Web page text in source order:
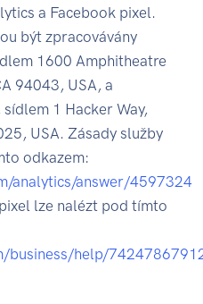
a Facebook pixel.
být zpracovávány
1600 Amphitheatre
94043, USA, a
1 Hacker Way,
USA. Zásady služby
odkazem:
analytics/answer/4597324
lze nalézt pod tímto
business/help/